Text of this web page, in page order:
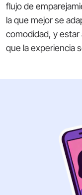
flujo de
la que mejor se
comodidad, y
que la experiencia